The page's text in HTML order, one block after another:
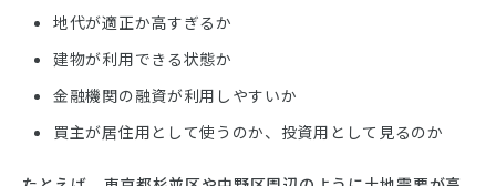
地代が適正か高すぎるか
建物が利用できる状態か
金融機関の融資が利用しやすいか
買主が居住用として使うのか、投資用として見るのか